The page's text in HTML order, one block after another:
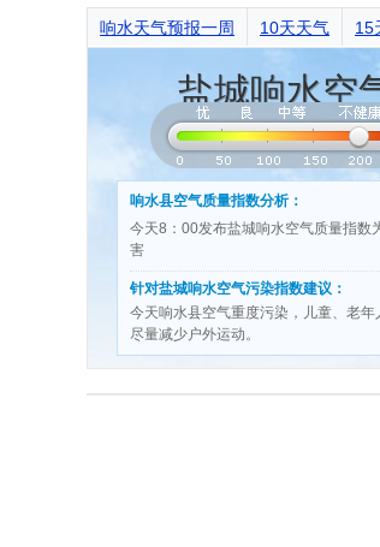
响水天气预报一周 10天天气 15
盐城响水空
响水县空气质量指数分析：
今天8：00发布盐城响水空气质量指数
害
针对盐城响水空气污染指数建议：
今天响水县空气重度污染，儿童、老
尽量减少户外运动。